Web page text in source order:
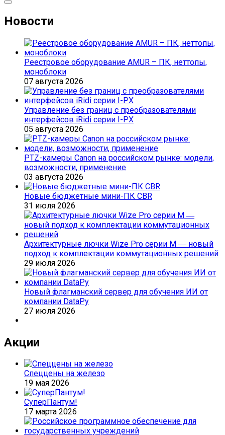
Новости
Реестровое оборудование AMUR – ПК, неттопы,
моноблоки
07 августа 2026
Управление без границ с преобразователями
интерфейсов iRidi серии I-PX
05 августа 2026
PTZ-камеры Canon на российском рынке: модели,
возможности, применение
03 августа 2026
Новые бюджетные мини-ПК CBR
31 июля 2026
Архитектурные лючки Wize Pro серии M ― новый
подход к комплектации коммутационных решений
29 июля 2026
Новый флагманский сервер для обучения ИИ от
компании DataРу
27 июля 2026
Акции
Спеццены на железо
19 мая 2026
СуперПантум!
17 марта 2026